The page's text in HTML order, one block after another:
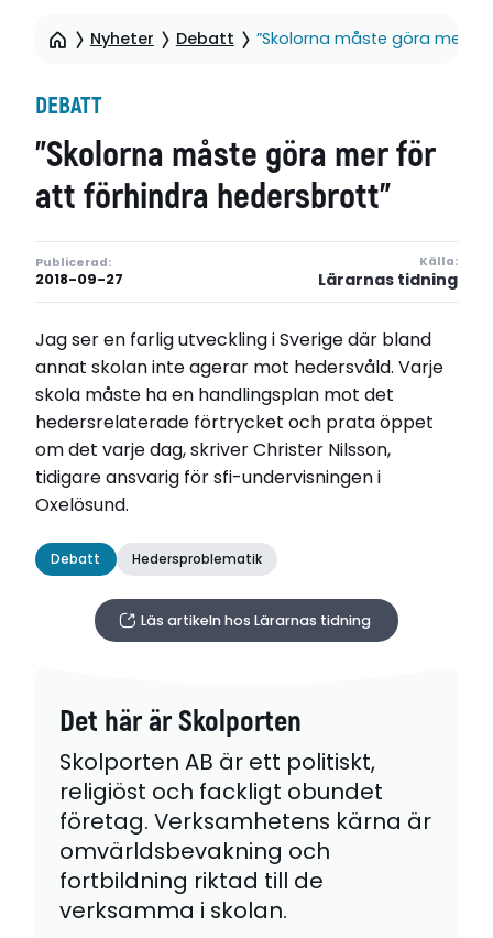
Nyheter Debatt ”Skolorna måste göra mer
DEBATT
”Skolorna måste göra mer för
att förhindra hedersbrott”
Publicerad:
2018-09-27
Källa:
Lärarnas tidning
Jag ser en farlig utveckling i Sverige där bland
annat skolan inte agerar mot hedersvåld. Varje
skola måste ha en handlingsplan mot det
hedersrelaterade förtrycket och prata öppet
om det varje dag, skriver Christer Nilsson,
tidigare ansvarig för sfi-undervisningen i
Oxelösund.
Debatt Hedersproblematik
Läs artikeln hos Lärarnas tidning
Det här är Skolporten
Skolporten AB är ett politiskt,
religiöst och fackligt obundet
företag. Verksamhetens kärna är
omvärldsbevakning och
fortbildning riktad till de
verksamma i skolan.